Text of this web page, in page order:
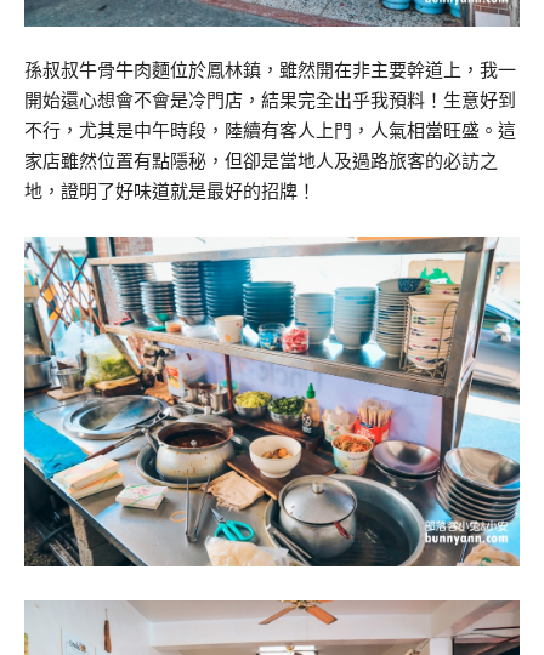
孫叔叔牛骨牛肉麵位於鳳林鎮，雖然開在非主要幹道上，我一
開始還心想會不會是冷門店，結果完全出乎我預料！生意好到
不行，尤其是中午時段，陸續有客人上門，人氣相當旺盛。這
家店雖然位置有點隱秘，但卻是當地人及過路旅客的必訪之
地，證明了好味道就是最好的招牌！